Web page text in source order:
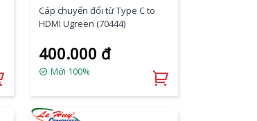
Cáp chuyển đổi từ Type C to
HDMI Ugreen (70444)
400.000 đ
Mới 100%